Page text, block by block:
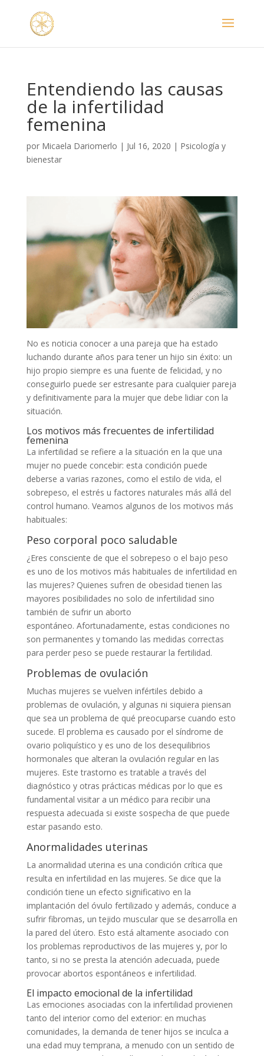
Entendiendo las causas
de la infertilidad
femenina
por Micaela Dariomerlo | Jul 16, 2020 | Psicología y
bienestar
No es noticia conocer a una pareja que ha estado
luchando durante años para tener un hijo sin éxito: un
hijo propio siempre es una fuente de felicidad, y no
conseguirlo puede ser estresante para cualquier pareja
y definitivamente para la mujer que debe lidiar con la
situación.
Los motivos más frecuentes de infertilidad
femenina
La infertilidad se refiere a la situación en la que una
mujer no puede concebir: esta condición puede
deberse a varias razones, como el estilo de vida, el
sobrepeso, el estrés u factores naturales más allá del
control humano. Veamos algunos de los motivos más
habituales:
Peso corporal poco saludable
¿Eres consciente de que el sobrepeso o el bajo peso
es uno de los motivos más habituales de infertilidad en
las mujeres? Quienes sufren de obesidad tienen las
mayores posibilidades no solo de infertilidad sino
también de sufrir un aborto
espontáneo. Afortunadamente, estas condiciones no
son permanentes y tomando las medidas correctas
para perder peso se puede restaurar la fertilidad.
Problemas de ovulación
Muchas mujeres se vuelven infértiles debido a
problemas de ovulación, y algunas ni siquiera piensan
que sea un problema de qué preocuparse cuando esto
sucede. El problema es causado por el síndrome de
ovario poliquístico y es uno de los desequilibrios
hormonales que alteran la ovulación regular en las
mujeres. Este trastorno es tratable a través del
diagnóstico y otras prácticas médicas por lo que es
fundamental visitar a un médico para recibir una
respuesta adecuada si existe sospecha de que puede
estar pasando esto.
Anormalidades uterinas
La anormalidad uterina es una condición crítica que
resulta en infertilidad en las mujeres. Se dice que la
condición tiene un efecto significativo en la
implantación del óvulo fertilizado y además, conduce a
sufrir fibromas, un tejido muscular que se desarrolla en
la pared del útero. Esto está altamente asociado con
los problemas reproductivos de las mujeres y, por lo
tanto, si no se presta la atención adecuada, puede
provocar abortos espontáneos e infertilidad.
El impacto emocional de la infertilidad
Las emociones asociadas con la infertilidad provienen
tanto del interior como del exterior: en muchas
comunidades, la demanda de tener hijos se inculca a
una edad muy temprana, a menudo con un sentido de